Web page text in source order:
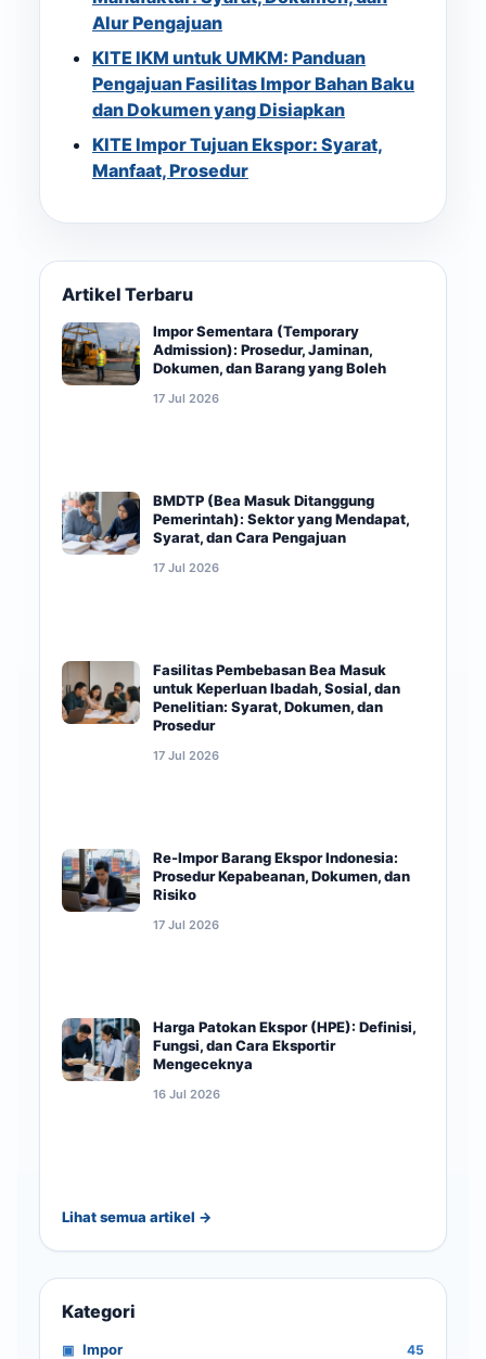
Alur Pengajuan
KITE IKM untuk UMKM: Panduan
Pengajuan Fasilitas Impor Bahan Baku
dan Dokumen yang Disiapkan
KITE Impor Tujuan Ekspor: Syarat,
Manfaat, Prosedur
Artikel Terbaru
Impor Sementara (Temporary
Admission): Prosedur, Jaminan,
Dokumen, dan Barang yang Boleh
17 Jul 2026
BMDTP (Bea Masuk Ditanggung
Pemerintah): Sektor yang Mendapat,
Syarat, dan Cara Pengajuan
17 Jul 2026
Fasilitas Pembebasan Bea Masuk
untuk Keperluan Ibadah, Sosial, dan
Penelitian: Syarat, Dokumen, dan
Prosedur
17 Jul 2026
Re-Impor Barang Ekspor Indonesia:
Prosedur Kepabeanan, Dokumen, dan
Risiko
17 Jul 2026
Harga Patokan Ekspor (HPE): Definisi,
Fungsi, dan Cara Eksportir
Mengeceknya
16 Jul 2026
Lihat semua artikel →
Kategori
Impor 45